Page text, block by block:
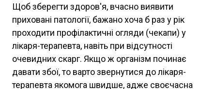
Щоб зберегти здоров'я, вчасно виявити
приховані патології, бажано хоча б раз у рік
проходити профілактичні огляди (чекапи) у
лікаря-терапевта, навіть при відсутності
очевидних скарг. Якщо ж організм починає
давати збої, то варто звернутися до лікаря-
терапевта якомога швидше, адже своєчасна